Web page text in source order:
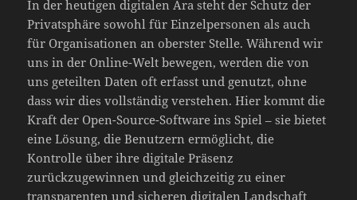
In der heutigen digitalen Ära steht der Schutz der
Privatsphäre sowohl für Einzelpersonen als auch
für Organisationen an oberster Stelle. Während wir
uns in der Online-Welt bewegen, werden die von
uns geteilten Daten oft erfasst und genutzt, ohne
dass wir dies vollständig verstehen. Hier kommt die
Kraft der Open-Source-Software ins Spiel – sie bietet
eine Lösung, die Benutzern ermöglicht, die
Kontrolle über ihre digitale Präsenz
zurückzugewinnen und gleichzeitig zu einer
transparenten und sicheren digitalen Landschaft